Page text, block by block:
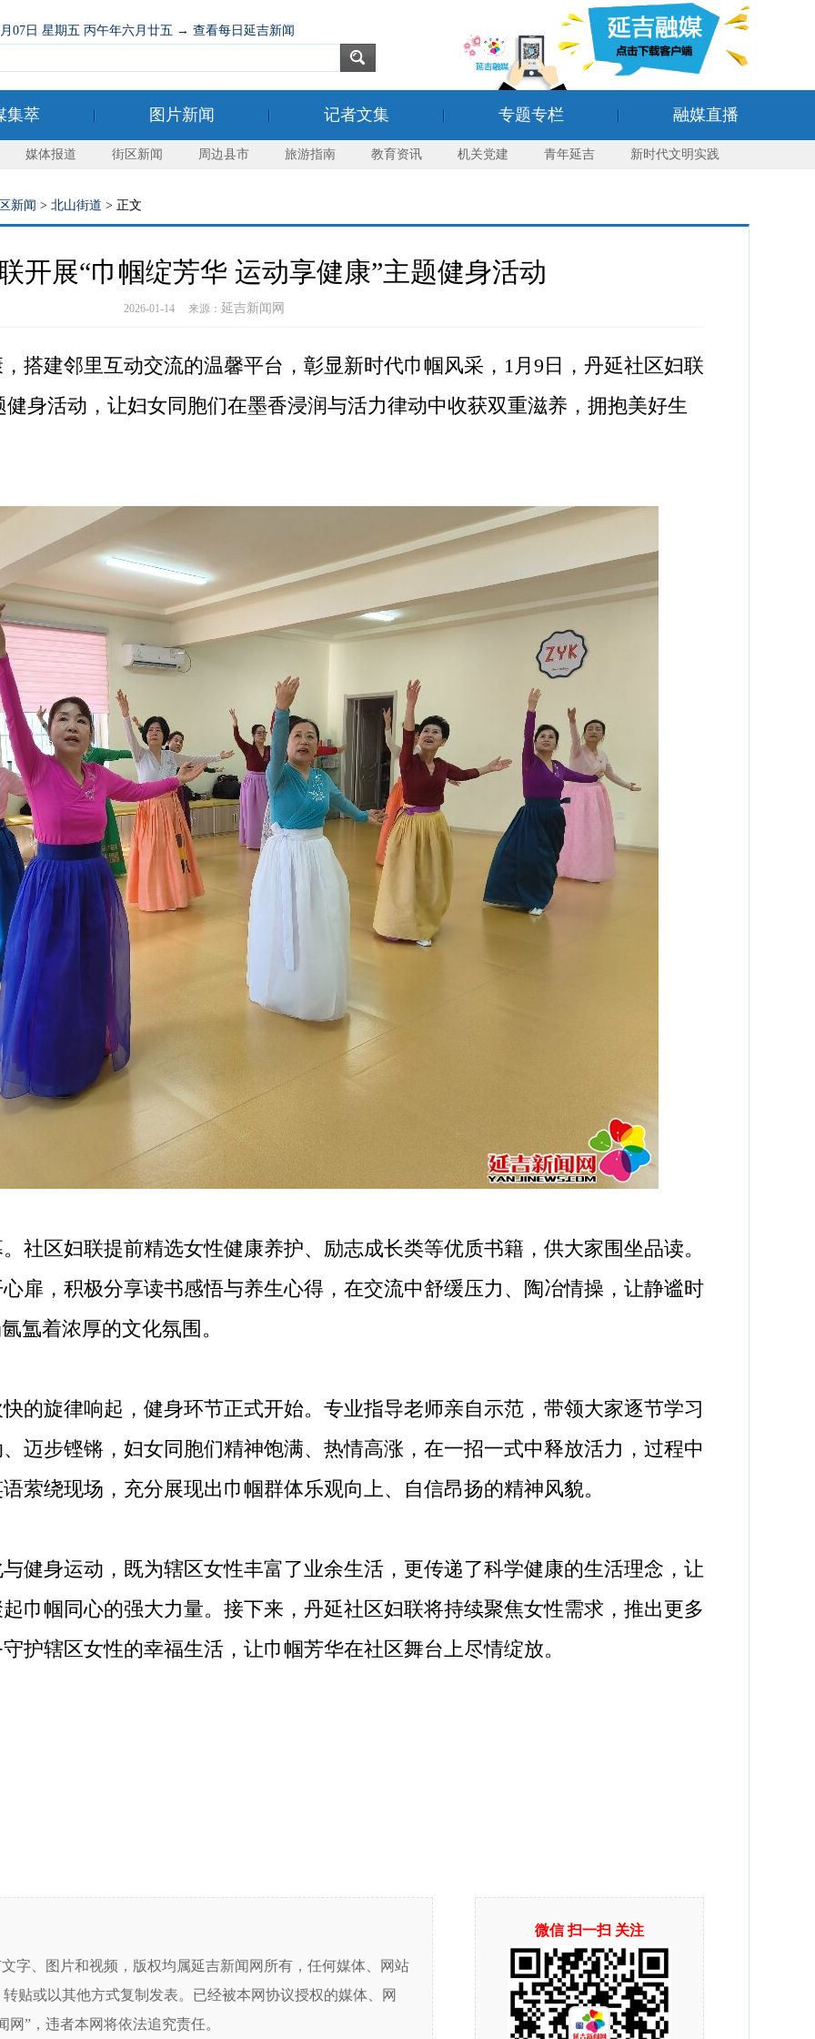
月07日 星期五 丙午年六月廿五 → 查看每日延吉新闻
集萃 图片新闻 记者文集 专题专栏 融媒直播
媒体报道 街区新闻 周边县市 旅游指南 教育资讯 机关党建 青年延吉 新时代文明实践
新闻 > 北山街道 > 正文
开展“巾帼绽芳华 运动享健康”主题健身活动
2026-01-14 来源： 延吉新闻网
建邻里互动交流的温馨平台，彰显新时代巾帼风采，1月9日，丹延社区妇联
身活动，让妇女同胞们在墨香浸润与活力律动中收获双重滋养，拥抱美好生
区妇联提前精选女性健康养护、励志成长类等优质书籍，供大家围坐品读。
扉，积极分享读书感悟与养生心得，在交流中舒缓压力、陶冶情操，让静谧时
氲着浓厚的文化氛围。
旋律响起，健身环节正式开始。专业指导老师亲自示范，带领大家逐节学习
迈步铿锵，妇女同胞们精神饱满、热情高涨，在一招一式中释放活力，过程中
萦绕现场，充分展现出巾帼群体乐观向上、自信昂扬的精神风貌。
身运动，既为辖区女性丰富了业余生活，更传递了科学健康的生活理念，让
巾帼同心的强大力量。接下来，丹延社区妇联将持续聚焦女性需求，推出更多
护辖区女性的幸福生活，让巾帼芳华在社区舞台上尽情绽放。
微信 扫一扫 关注
字、图片和视频，版权均属延吉新闻网所有，任何媒体、网站
贴或以其他方式复制发表。已经被本网协议授权的媒体、网
”，违者本网将依法追究责任。